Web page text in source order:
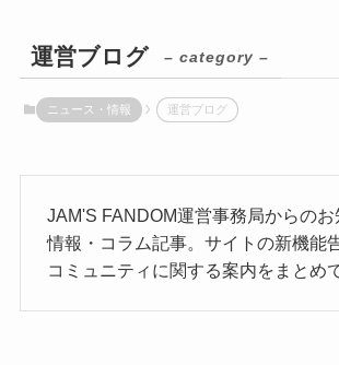
運営ブログ – category –
ニュース・情報 運営ブログ
JAM'S FANDOM運営事務局からの
情報・コラム記事。サイトの新機能
コミュニティに関する案内をまとめ